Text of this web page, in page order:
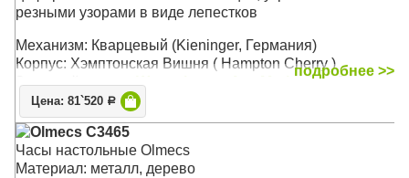
резными узорами в виде лепестков
Механизм: Кварцевый (Kieninger, Германия)
Корпус: Хэмптонская Вишня ( Hampton Cherry )
Звуковой сигнал:Westminster
, Бим-Бом
Размер: 47 х 25 х 13 см
подробнее >>
Цена: 81`520 Р
Olmecs C3465
Часы настольные Olmecs
Материал: металл, дерево